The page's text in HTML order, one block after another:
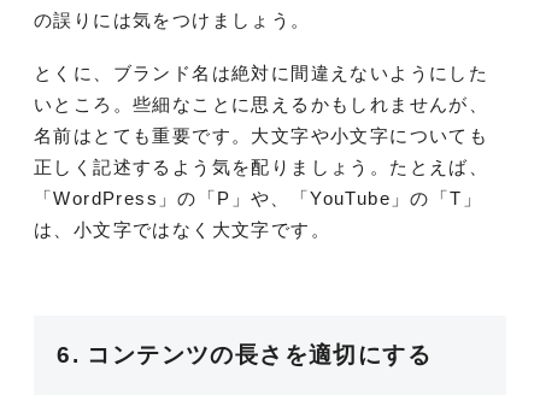
の誤りには気をつけましょう。
とくに、ブランド名は絶対に間違えないようにした
いところ。些細なことに思えるかもしれませんが、
名前はとても重要です。大文字や小文字についても
正しく記述するよう気を配りましょう。たとえば、
「WordPress」の「P」や、「YouTube」の「T」
は、小文字ではなく大文字です。
6. コンテンツの長さを適切にする